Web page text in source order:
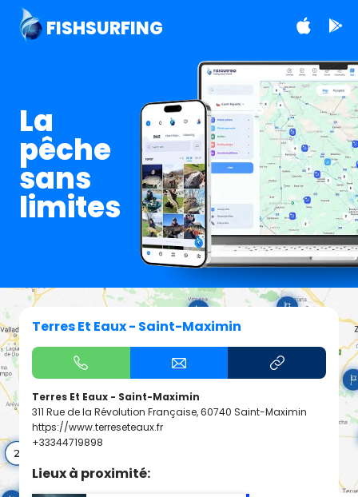
FISHSURFING
La
pêche
sans
limites
Terres Et Eaux - Saint-Maximin
Terres Et Eaux - Saint-Maximin
311 Rue de la Révolution Française, 60740 Saint-Maximin
https://www.terreseteaux.fr
+33344719898
Lieux à proximité: